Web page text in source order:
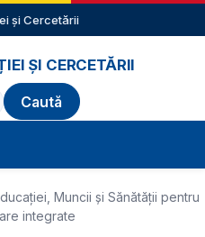
și Cercetării
ȘI CERCETĂRII
Muncii și Sănătății pentru
integrate